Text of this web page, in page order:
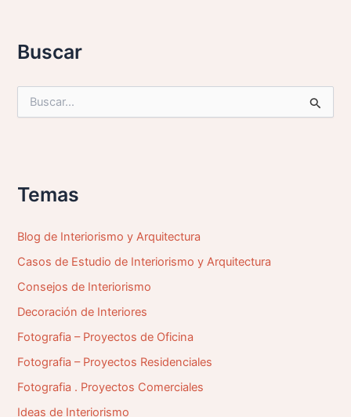
Buscar
p
o
:
Temas
Blog de Interiorismo y Arquitectura
Casos de Estudio de Interiorismo y Arquitectura
Consejos de Interiorismo
Decoración de Interiores
Fotografia – Proyectos de Oficina
Fotografia – Proyectos Residenciales
Fotografia . Proyectos Comerciales
Ideas de Interiorismo